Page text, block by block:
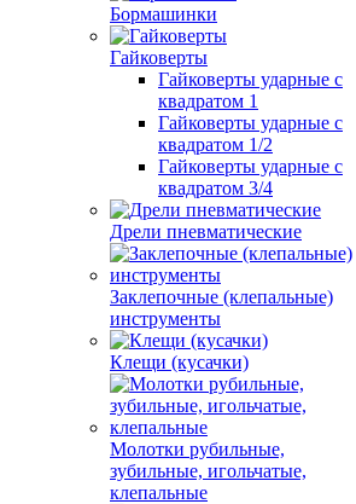
Бормашинки
Гайковерты
Гайковерты ударные с
квадратом 1
Гайковерты ударные с
квадратом 1/2
Гайковерты ударные с
квадратом 3/4
Дрели пневматические
Заклепочные (клепальные)
инструменты
Клещи (кусачки)
Молотки рубильные,
зубильные, игольчатые,
клепальные